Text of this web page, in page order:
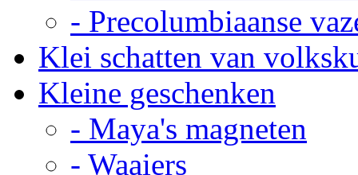
- Precolumbiaanse
Klei schatten van
Kleine geschenken
- Maya's magneten
- Waaiers